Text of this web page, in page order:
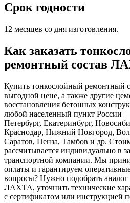
Срок годности
12 месяцев со дня изготовления.
Как заказать
ремонтный состав
Купить тонкослойный ремонтный
выгодной цене, а также другие
восстановления бетонных
любой населенный пункт России
Петербург, Екатеринбург,
Краснодар, Нижний Новгород,
Саратов, Пенза, Тамбов и др.
рассчитывается индивидуально в
транспортной компании. Мы
оплаты и гарантируем
вопросы? Нужно подобрать аналог
ЛАХТА, уточнить технические
с сертификатом или инструкцией